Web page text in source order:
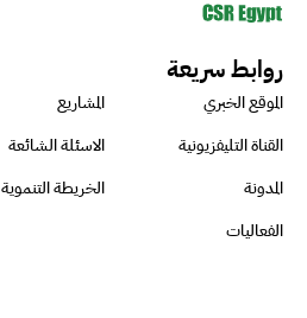
روابط سريعة
الموقع الخبري
المشاريع
القناة التليفزيونية
الاسئلة الشائعة
المدونة
الخريطة التنموية
الفعاليات